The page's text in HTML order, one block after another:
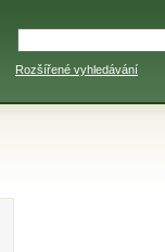
Rozšířené vyhledávání